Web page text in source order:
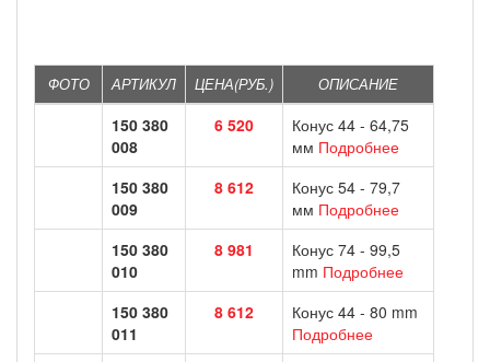
ФОТО АРТИКУЛ ЦЕНА(РУБ.) ОПИСАНИЕ
150 380
008
6 520
Конус 44 - 64,75
мм Подробнее
150 380
009
8 612
Конус 54 - 79,7
мм Подробнее
150 380
010
8 981
Конус 74 - 99,5
mm Подробнее
150 380
011
8 612
Конус 44 - 80 mm
Подробнее